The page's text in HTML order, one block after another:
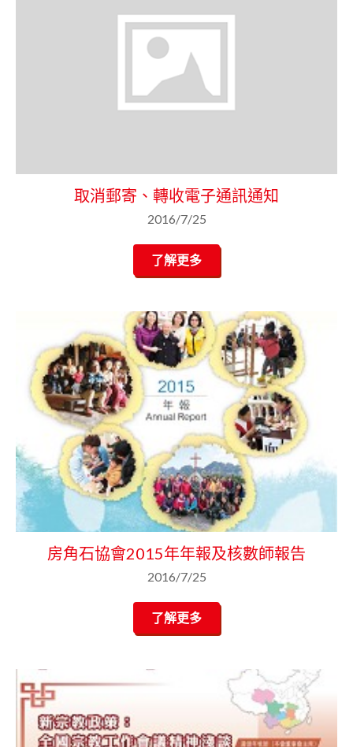
取消郵寄、轉收電子通訊通知
2016/7/25
了解更多
房角石協會2015年年報及核數師報告
2016/7/25
了解更多